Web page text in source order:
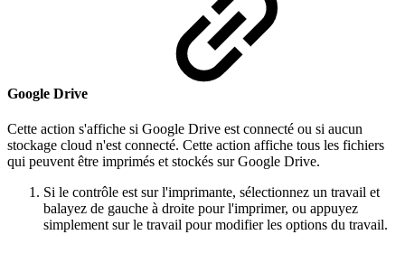
Google Drive
Cette action s'affiche si Google Drive est connecté ou si aucun
stockage cloud n'est connecté. Cette action affiche tous les fichiers
qui peuvent être imprimés et stockés sur Google Drive.
Si le contrôle est sur l'imprimante, sélectionnez un travail et
balayez de gauche à droite pour l'imprimer, ou appuyez
simplement sur le travail pour modifier les options du travail.